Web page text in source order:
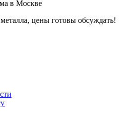
цены готовы обсуждать!